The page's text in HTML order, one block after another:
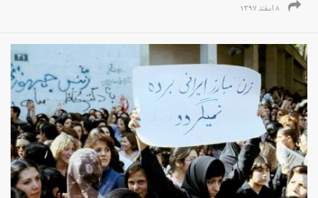
۸ اسفند ۱۳۹۷